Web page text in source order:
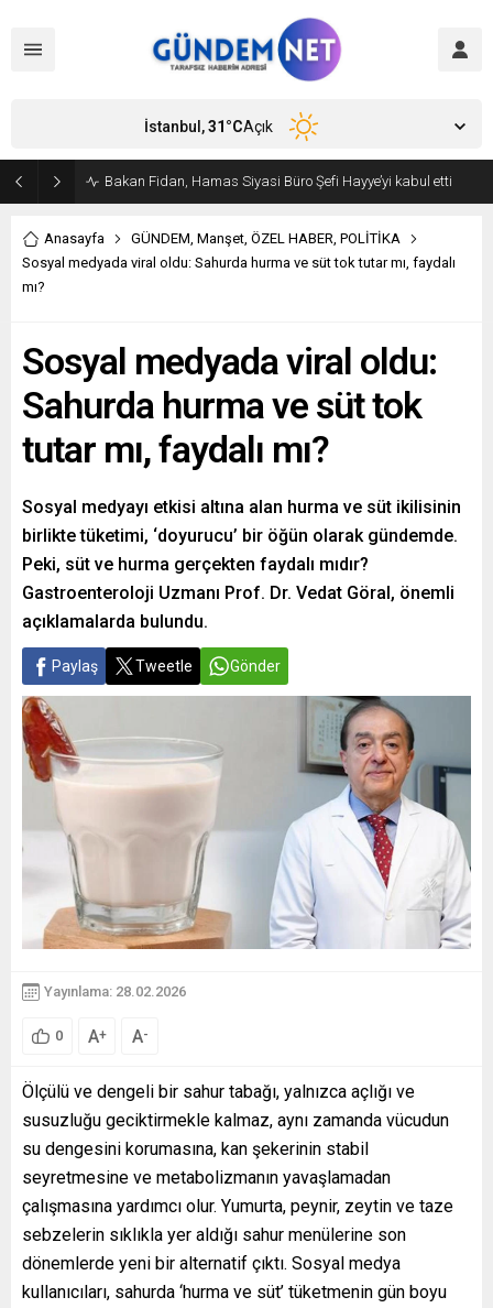
Amasya Belediye Başkanı Sevindi CHP’den istifa etti
İstanbul,31°CAçık
Anasayfa GÜNDEM, Manşet, ÖZEL HABER, POLİTİKA
Sosyal medyada viral oldu: Sahurda hurma ve süt tok tutar mı, faydalı
mı?
Sosyal medyada viral oldu:
Sahurda hurma ve süt tok
tutar mı, faydalı mı?
Sosyal medyayı etkisi altına alan hurma ve süt ikilisinin
birlikte tüketimi, ‘doyurucu’ bir öğün olarak gündemde.
Peki, süt ve hurma gerçekten faydalı mıdır?
Gastroenteroloji Uzmanı Prof. Dr. Vedat Göral, önemli
açıklamalarda bulundu.
Paylaş Tweetle Gönder
Yayınlama: 28.02.2026
0 A+ A-
Ölçülü ve dengeli bir sahur tabağı, yalnızca açlığı ve
susuzluğu geciktirmekle kalmaz, aynı zamanda vücudun
su dengesini korumasına, kan şekerinin stabil
seyretmesine ve metabolizmanın yavaşlamadan
çalışmasına yardımcı olur. Yumurta, peynir, zeytin ve taze
sebzelerin sıklıkla yer aldığı sahur menülerine son
dönemlerde yeni bir alternatif çıktı. Sosyal medya
kullanıcıları, sahurda ‘hurma ve süt’ tüketmenin gün boyu